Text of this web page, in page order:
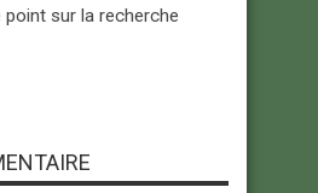
sur la recherche